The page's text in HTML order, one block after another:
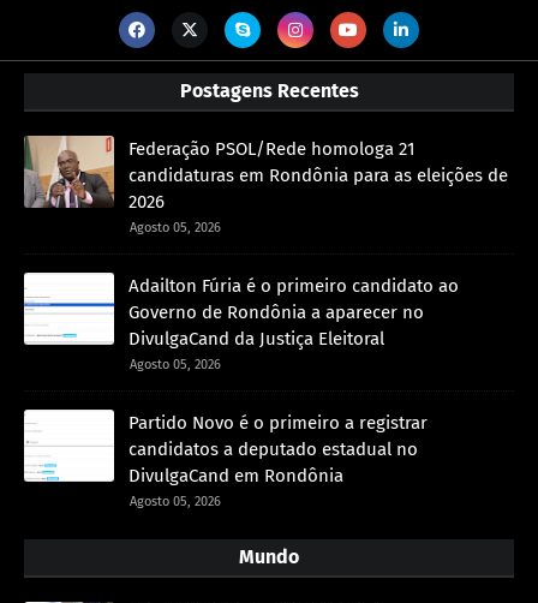
Postagens Recentes
Federação PSOL/Rede homologa 21
candidaturas em Rondônia para as eleições de
2026
Agosto 05, 2026
Adailton Fúria é o primeiro candidato ao
Governo de Rondônia a aparecer no
DivulgaCand da Justiça Eleitoral
Agosto 05, 2026
Partido Novo é o primeiro a registrar
candidatos a deputado estadual no
DivulgaCand em Rondônia
Agosto 05, 2026
Mundo